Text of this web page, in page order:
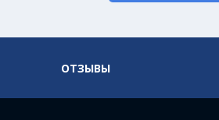
ОТЗЫВЫ